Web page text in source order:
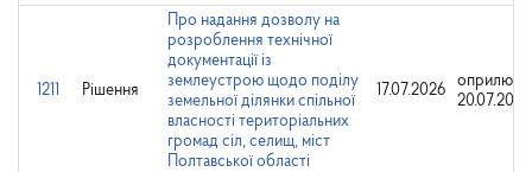
1211 Рішення
Про надання дозволу на
розроблення технічної
документації із
землеустрою щодо поділу
земельної ділянки спільної
власності територіальних
громад сіл, селищ, міст
Полтавської області
17.07.2026
20.07.2026